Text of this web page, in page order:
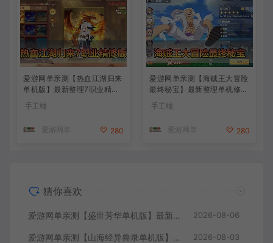
爱游网单亲测【热血江湖归来
单机版】最新整理7职业精修
多项修复 带网页GM物品后台
代金券内购 虚拟机一键端视
手工端
爱游网单 280
爱游网单亲测【海贼王大冒险
最终秘宝】最新整理单机修复
版 带网页GM充值物品后台
回合制抽卡模拟器手游 虚拟
本教学
手工端
爱游网单 280
猜你喜欢
爱游网单亲测【盛世芳华单机版】最新整理宫斗养成回合抽卡多区跨服代金券内购虚拟机一键端视频教学+linux手工外网端文本教学 2026-08-06
爱游网单亲测【山海经异兽录单机版】最新整理11赛季代金券内购版 带GM物品充值后台 模拟器手游 解压一键端 视频安装教学+手工端文本教学 2026-08-03